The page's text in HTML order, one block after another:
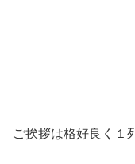
ご挨拶は格好良く１